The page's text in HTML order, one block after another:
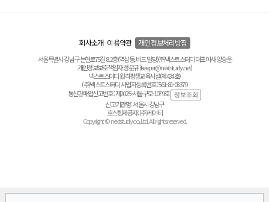
회사소개 이용약관 개인정보처리방침
서울특별시 강남구 논현로75길 8, 2층(역삼동, 비드 빌딩) ㈜넥스트스터디 대표이사 양승윤
개인정보보호책임자 정운규 (keeper@nextstudy.net)
넥스트스터디 원격평생교육시설(제434호)
(주)넥스트스터디 사업자등록번호 : 561-81-03379
통신판매업신고번호 : 제2025-서울구로-1079호
신고기관명 : 서울시 강남구
호스팅제공자 : (주)케이티
Copyright © nextstudy.co.,Ltd. All rights reserved.